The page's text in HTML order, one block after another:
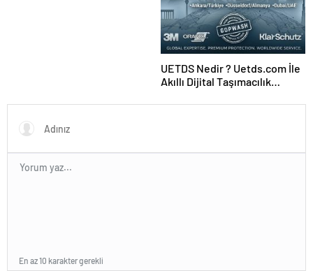
UETDS Nedir ? Uetds.com İle
Akıllı Dijital Taşımacılık
En az 10 karakter gerekli